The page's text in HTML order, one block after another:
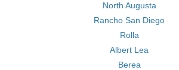
North Augusta
Rancho San Diego
Rolla
Albert Lea
Berea